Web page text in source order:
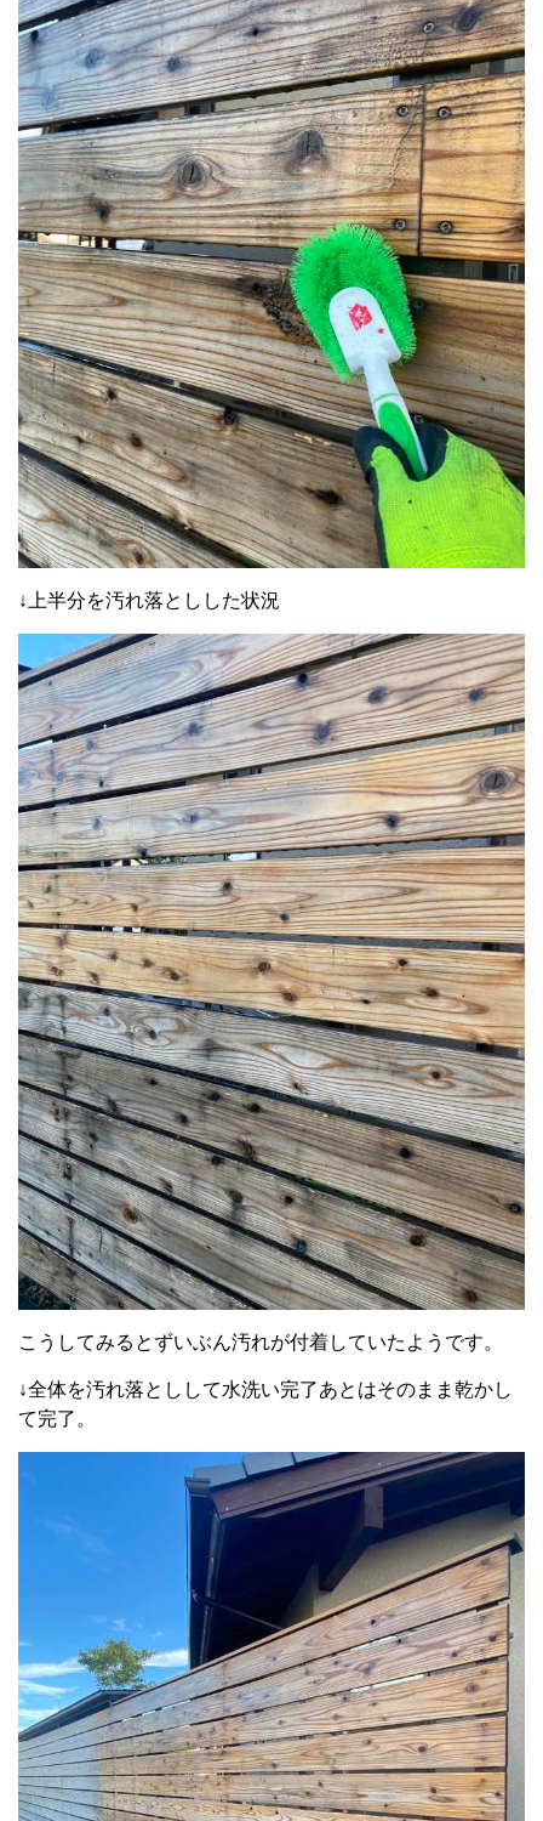
↓上半分を汚れ落としした状況
こうしてみるとずいぶん汚れが付着していたようです。
↓全体を汚れ落としして水洗い完了あとはそのまま乾かし
て完了。